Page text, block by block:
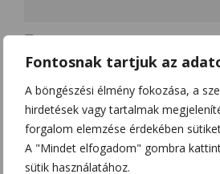
Fontosnak tartjuk az
A böngészési élmény fokozása, a
hirdetések vagy tartalmak
forgalom elemzése érdekében
A "Mindet elfogadom" gombra
sütik használatához.
böngészőben a következő
Kérjük, adja meg a választ
18 − egy =